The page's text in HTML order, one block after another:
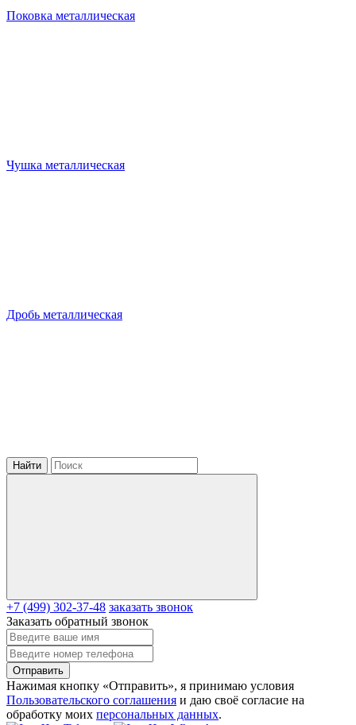
Поковка металлическая
Чушка металлическая
Дробь металлическая
Найти
+7 (499) 302-37-48 заказать звонок
Заказать обратный звонок
Отправить
Нажимая кнопку «Отправить», я принимаю условия
Пользовательского соглашения и даю своё согласие на
обработку моих персональных данных.